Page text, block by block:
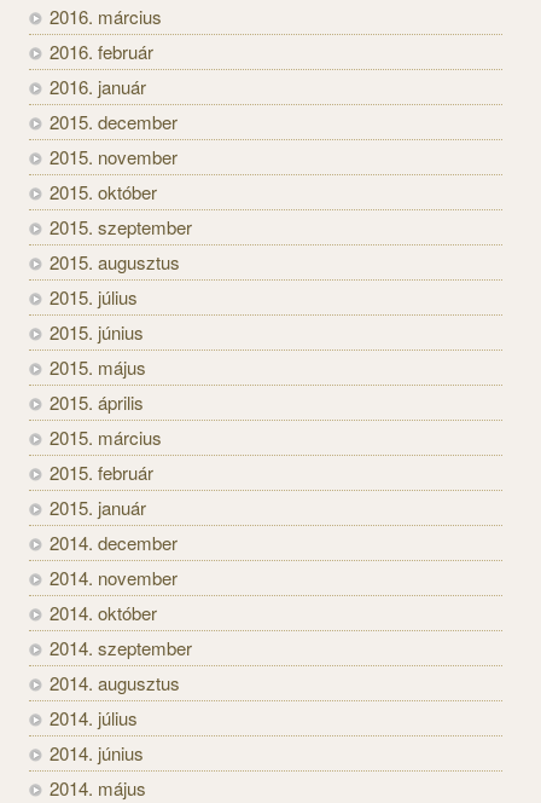
2016. március
2016. február
2016. január
2015. december
2015. november
2015. október
2015. szeptember
2015. augusztus
2015. július
2015. június
2015. május
2015. április
2015. március
2015. február
2015. január
2014. december
2014. november
2014. október
2014. szeptember
2014. augusztus
2014. július
2014. június
2014. május